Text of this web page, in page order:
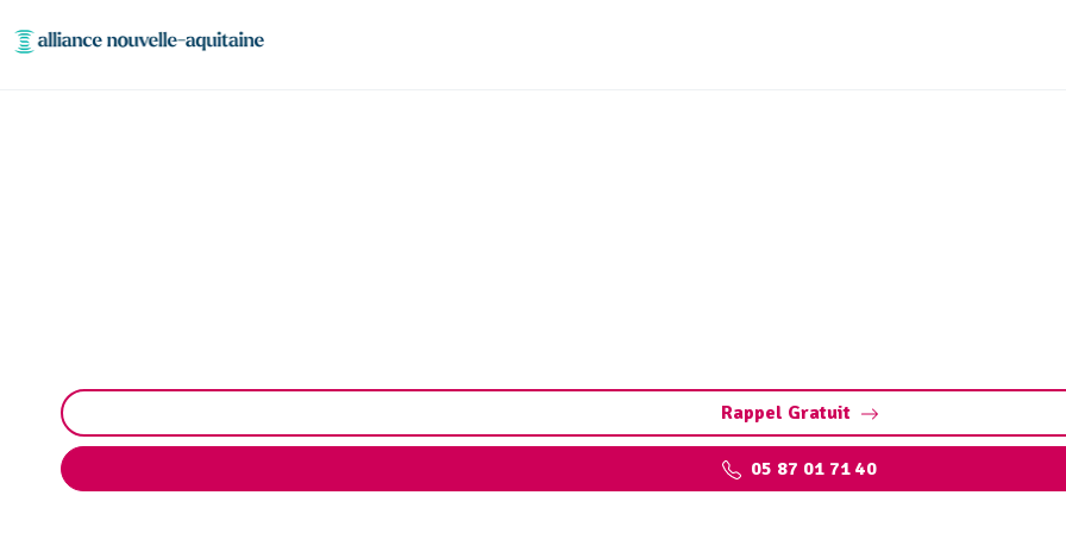
Rappel Gratuit
05 87 01 71 40